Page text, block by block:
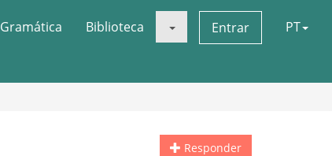
Gramática Biblioteca Entrar PT
Responder